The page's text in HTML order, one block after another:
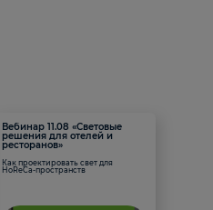
Вебинар 11.08 «Световые
решения для отелей и
ресторанов»
Как проектировать свет для
HoReCa-пространств